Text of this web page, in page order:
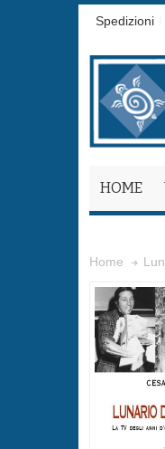
Spedizioni
HOME
Home